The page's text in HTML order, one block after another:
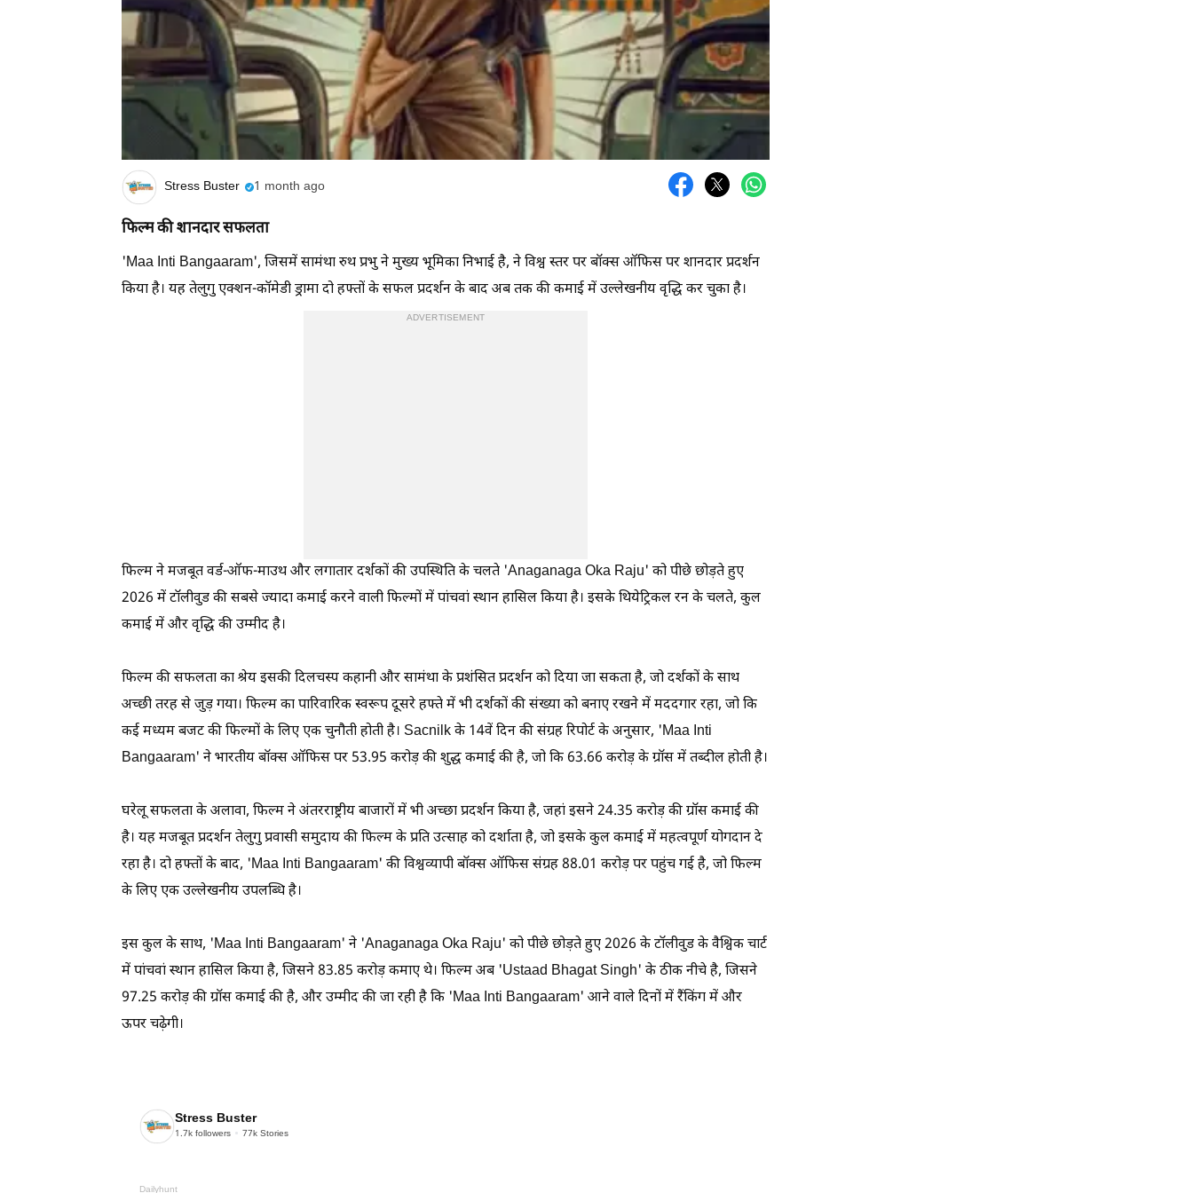
Stress Buster 1 month ago
फिल्म की शानदार सफलता
'Maa Inti Bangaaram', जिसमें सामंथा रुथ प्रभु ने मुख्य भूमिका निभाई है, ने विश्व स्तर पर बॉक्स ऑफिस पर शानदार प्रदर्शन
किया है। यह तेलुगु एक्शन-कॉमेडी ड्रामा दो हफ्तों के सफल प्रदर्शन के बाद अब तक की कमाई में उल्लेखनीय वृद्धि कर चुका है।
ADVERTISEMENT
फिल्म ने मजबूत वर्ड-ऑफ-माउथ और लगातार दर्शकों की उपस्थिति के चलते 'Anaganaga Oka Raju' को पीछे छोड़ते हुए
2026 में टॉलीवुड की सबसे ज्यादा कमाई करने वाली फिल्मों में पांचवां स्थान हासिल किया है। इसके थियेट्रिकल रन के चलते, कुल
कमाई में और वृद्धि की उम्मीद है।
फिल्म की सफलता का श्रेय इसकी दिलचस्प कहानी और सामंथा के प्रशंसित प्रदर्शन को दिया जा सकता है, जो दर्शकों के साथ
अच्छी तरह से जुड़ गया। फिल्म का पारिवारिक स्वरूप दूसरे हफ्ते में भी दर्शकों की संख्या को बनाए रखने में मददगार रहा, जो कि
कई मध्यम बजट की फिल्मों के लिए एक चुनौती होती है। Sacnilk के 14वें दिन की संग्रह रिपोर्ट के अनुसार, 'Maa Inti
Bangaaram' ने भारतीय बॉक्स ऑफिस पर 53.95 करोड़ की शुद्ध कमाई की है, जो कि 63.66 करोड़ के ग्रॉस में तब्दील होती है।
घरेलू सफलता के अलावा, फिल्म ने अंतरराष्ट्रीय बाजारों में भी अच्छा प्रदर्शन किया है, जहां इसने 24.35 करोड़ की ग्रॉस कमाई की
है। यह मजबूत प्रदर्शन तेलुगु प्रवासी समुदाय की फिल्म के प्रति उत्साह को दर्शाता है, जो इसके कुल कमाई में महत्वपूर्ण योगदान दे
रहा है। दो हफ्तों के बाद, 'Maa Inti Bangaaram' की विश्वव्यापी बॉक्स ऑफिस संग्रह 88.01 करोड़ पर पहुंच गई है, जो फिल्म
के लिए एक उल्लेखनीय उपलब्धि है।
इस कुल के साथ, 'Maa Inti Bangaaram' ने 'Anaganaga Oka Raju' को पीछे छोड़ते हुए 2026 के टॉलीवुड के वैश्विक चार्ट
में पांचवां स्थान हासिल किया है, जिसने 83.85 करोड़ कमाए थे। फिल्म अब 'Ustaad Bhagat Singh' के ठीक नीचे है, जिसने
97.25 करोड़ की ग्रॉस कमाई की है, और उम्मीद की जा रही है कि 'Maa Inti Bangaaram' आने वाले दिनों में रैंकिंग में और
ऊपर चढ़ेगी।
Stress Buster
1.7k followers 77k Stories
Dailyhunt